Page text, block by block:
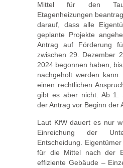
Mittel für den
Etagenheizungen
darauf, dass alle
geplante Projekte
Antrag auf Förderung
zwischen 29. Dezember
2024 begonnen haben,
nachgeholt werden
einen rechtlichen
gibt es aber nicht. Ab 1.
der Antrag vor Beginn der
Laut KfW dauert es nur
Einreichung der
Entscheidung.
für die Mittel nach der
effiziente Gebäude –